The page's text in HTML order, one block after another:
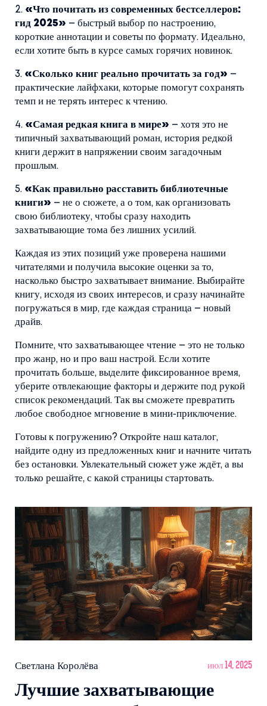
2. «Что почитать из современных бестселлеров:
гид 2025» – быстрый выбор по настроению,
короткие аннотации и советы по формату. Идеально,
если хотите быть в курсе самых горячих новинок.
3. «Сколько книг реально прочитать за год» –
практические лайфхаки, которые помогут сохранять
темп и не терять интерес к чтению.
4. «Самая редкая книга в мире» – хотя это не
типичный захватывающий роман, история редкой
книги держит в напряжении своим загадочным
прошлым.
5. «Как правильно расставить библиотечные
книги» – не о сюжете, а о том, как организовать
свою библиотеку, чтобы сразу находить
захватывающие тома без лишних усилий.
Каждая из этих позиций уже проверена нашими
читателями и получила высокие оценки за то,
насколько быстро захватывает внимание. Выбирайте
книгу, исходя из своих интересов, и сразу начинайте
погружаться в мир, где каждая страница – новый
драйв.
Помните, что захватывающее чтение – это не только
про жанр, но и про ваш настрой. Если хотите
прочитать больше, выделите фиксированное время,
уберите отвлекающие факторы и держите под рукой
список рекомендаций. Так вы сможете превратить
любое свободное мгновение в мини‑приключение.
Готовы к погружению? Откройте наш каталог,
найдите одну из предложенных книг и начните читать
без остановки. Увлекательный сюжет уже ждёт, а вы
только решайте, с какой страницы стартовать.
Светлана Королёва июл 14, 2025
Лучшие захватывающие